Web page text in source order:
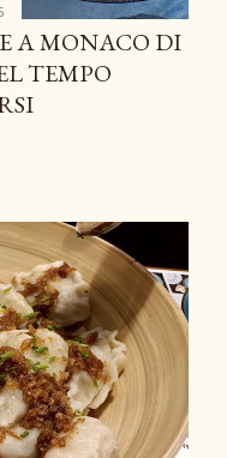
A MONACO DI
TEMPO